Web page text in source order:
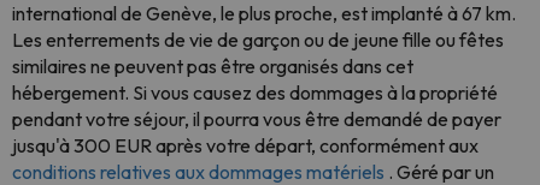
international de Genève, le plus proche, est implanté à 67 km.
Les enterrements de vie de garçon ou de jeune fille ou fêtes
similaires ne peuvent pas être organisés dans cet
hébergement. Si vous causez des dommages à la propriété
pendant votre séjour, il pourra vous être demandé de payer
jusqu'à 300 EUR après votre départ, conformément aux
conditions relatives aux dommages matériels . Géré par un